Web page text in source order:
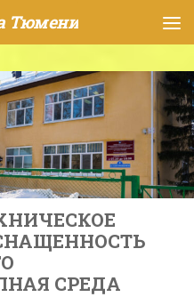
Тюмени
СРЕДА